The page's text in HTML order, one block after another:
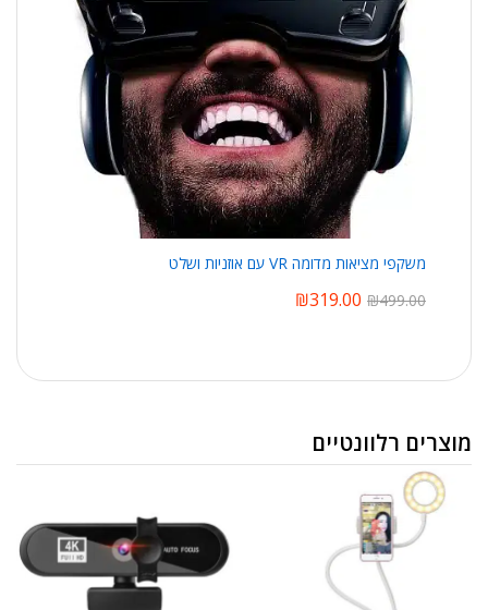
משקפי מציאות מדומה VR עם אוזניות ושלט
₪319.00 ₪499.00
מוצרים רלוונטיים